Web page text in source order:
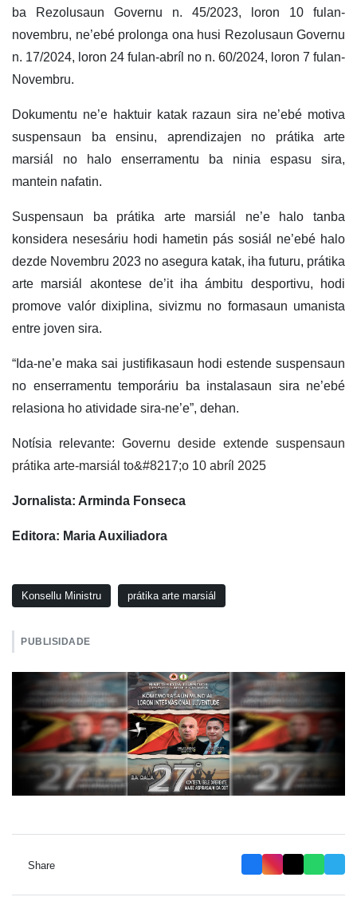
ba Rezolusaun Governu n. 45/2023, loron 10 fulan-
novembru, ne’ebé prolonga ona husi Rezolusaun Governu
n. 17/2024, loron 24 fulan-abríl no n. 60/2024, loron 7 fulan-
Novembru.
Dokumentu ne’e haktuir katak razaun sira ne’ebé motiva
suspensaun ba ensinu, aprendizajen no prátika arte
marsiál no halo enserramentu ba ninia espasu sira,
mantein nafatin.
Suspensaun ba prátika arte marsiál ne’e halo tanba
konsidera nesesáriu hodi hametin pás sosiál ne’ebé halo
dezde Novembru 2023 no asegura katak, iha futuru, prátika
arte marsiál akontese de’it iha ámbitu desportivu, hodi
promove valór dixiplina, sivizmu no formasaun umanista
entre joven sira.
“Ida-ne’e maka sai justifikasaun hodi estende suspensaun
no enserramentu temporáriu ba instalasaun sira ne’ebé
relasiona ho atividade sira-ne’e”, dehan.
Notísia relevante: Governu deside extende suspensaun
prátika arte-marsiál to&#8217;o 10 abríl 2025
Jornalista: Arminda Fonseca
Editora: Maria Auxiliadora
Konsellu Ministru prátika arte marsiál
PUBLISIDADE
Share